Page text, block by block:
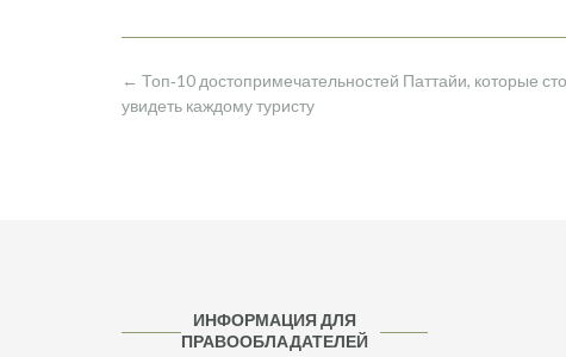
Навигация
по
← Топ‑10 достопримечательностей Паттайи, которые
увидеть каждому туристу
ИНФОРМАЦИЯ ДЛЯ
ПРАВООБЛАДАТЕЛЕЙ